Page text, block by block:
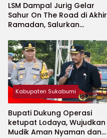
LSM Dampal Jurig Gelar
Sahur On The Road di Akhir
Ramadan, Salurkan
Jompo dan Anak Yatim
Kabupaten Sukabumi
Bupati Dukung Operasi
ketupat Lodaya, Wujudkan
Mudik Aman Nyaman dan